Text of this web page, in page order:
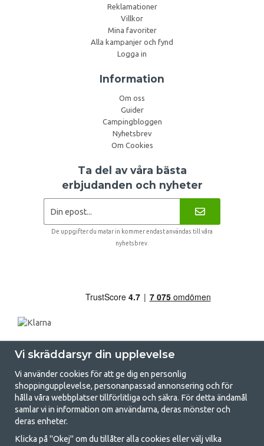
Reklamationer
Villkor
Mina favoriter
Alla kampanjer och fynd
Logga in
Information
Om oss
Guider
Campingbloggen
Nyhetsbrev
Om Cookies
Ta del av våra bästa
erbjudanden och nyheter
De uppgifter du matar in kommer endast användas till våra
nyhetsbrev.
GetCamping.se - Din butik för camping
och uteliv
Vi skräddarsyr din upplevelse
Vi använder cookies för att ge dig en personlig
shoppingupplevelse, personanpassad annonsering och för
hålla våra webbplatser tillförlitliga och säkra. För detta ändamål
samlar vi in information om användarna, deras mönster och
deras enheter.
Klicka på "Okej" om du tillåter alla cookies eller välj vilka